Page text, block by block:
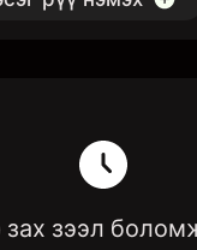
зээл